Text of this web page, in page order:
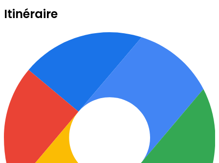
Itinéraire